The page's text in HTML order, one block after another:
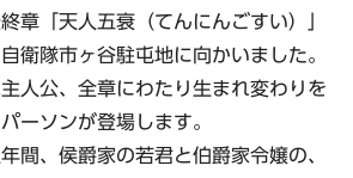
章「天人五衰（てんにんごすい）」
衛隊市ヶ谷駐屯地に向かいました。
人公、全章にわたり生まれ変わりを
ーソンが登場します。
間、侯爵家の若君と伯爵家令嬢の、